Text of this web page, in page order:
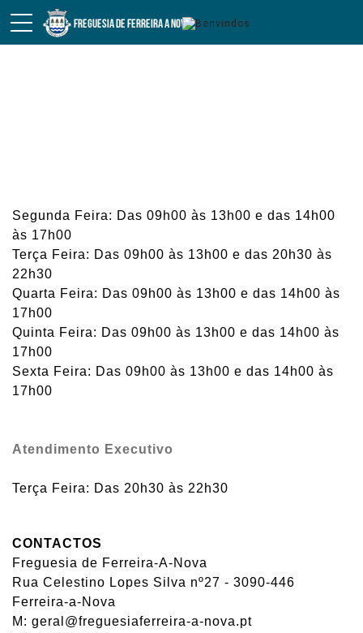
Segunda Feira: Das 09h00 às 13h00 e das 14h00
às 17h00
Terça Feira: Das 09h00 às 13h00 e das 20h30 às
22h30
Quarta Feira: Das 09h00 às 13h00 e das 14h00 às
17h00
Quinta Feira: Das 09h00 às 13h00 e das 14h00 às
17h00
Sexta Feira: Das 09h00 às 13h00 e das 14h00 às
17h00
Atendimento Executivo
Terça Feira: Das 20h30 às 22h30
CONTACTOS
Freguesia de Ferreira-A-Nova
Rua Celestino Lopes Silva nº27 - 3090-446
Ferreira-a-Nova
M: geral@freguesiaferreira-a-nova.pt